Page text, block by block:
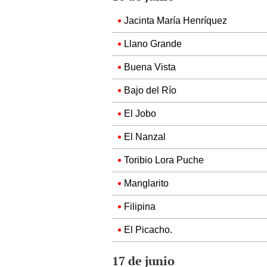
Jacinta María Henríquez
Llano Grande
Buena Vista
Bajo del Río
El Jobo
El Nanzal
Toribio Lora Puche
Manglarito
Filipina
El Picacho.
17 de junio